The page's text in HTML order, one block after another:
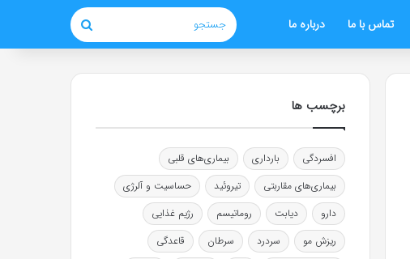
تماس با ما درباره ما جستجو
برچسب ها
افسردگی بارداری
بیماری‌های قلبی
بیماری‌های مقاربتی
تیروئید
حساسیت و آلرژی
دارو
دیابت روماتیسم
رژیم غذایی
ریزش مو
سردرد سرطان
قاعدگی